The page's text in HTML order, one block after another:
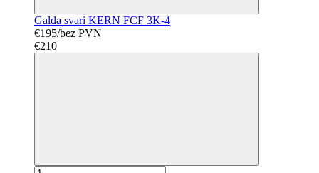
Galda svari KERN FCF 3K-4
€195/bez PVN
€210